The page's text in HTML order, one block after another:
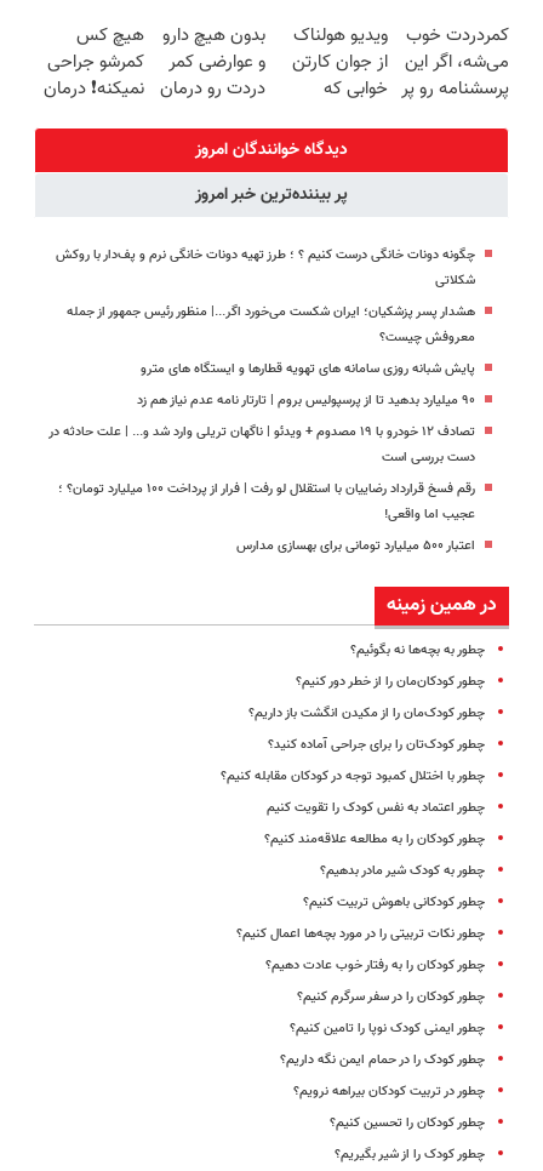
خرید40%تخفیف
کنی؟
(◂پرسش‌نامه
رو پر کن)
کننده خانگی
کمردردت خوب
می‌شه، اگر این
پرسشنامه رو پر
ویدیو هولناک
از جوان کارتن
خوابی که
آموزش رایگان
بدون هیچ دارو
و عوارضی کمر
دردت رو درمان
(پرسش‌نامه)
هیچ کس
کمرشو جراحی
نمیکنه❗ درمان
(پرسشنامه)
دیدگاه خوانندگان امروز
پر بیننده‌ترین خبر امروز
چگونه دونات خانگی درست کنیم ؟ ؛ طرز تهیه دونات خانگی نرم و پف‌دار با روکش
شکلاتی
هشدار پسر پزشکیان؛ ایران شکست می‌خورد اگر...| منظور رئیس جمهور از جمله
معروفش چیست؟
پایش شبانه روزی سامانه های تهویه قطارها و ایستگاه های مترو
۹۰ میلیارد بدهید تا از پرسپولیس بروم | تارتار نامه عدم نیاز هم زد
تصادف ۱۲ خودرو با ۱۹ مصدوم + ویدئو | ناگهان تریلی وارد شد و... | علت حادثه در
دست بررسی است
رقم فسخ قرارداد رضاییان با استقلال لو رفت | فرار از پرداخت ۱۰۰ میلیارد تومان؟ ؛
عجیب اما واقعی!
اعتبار ۵۰۰ میلیارد تومانی برای بهسازی مدارس
در همین زمینه
چطور به بچه‌ها نه بگوئیم؟
چطور کودکان‌مان را از خطر دور کنیم؟
چطور کودک‌مان را از مکیدن انگشت باز داریم؟
چطور کودک‌تان را برای جراحی آماده کنید؟
چطور با اختلال کمبود توجه در کودکان مقابله کنیم؟
چطور اعتماد به نفس کودک را تقویت کنیم
چطور کودکان را به مطالعه علاقه‌مند کنیم؟
چطور به کودک شیر مادر بدهیم؟
چطور کودکانی باهوش تربیت کنیم؟
چطور نکات تربیتی را در مورد بچه‌ها اعمال کنیم؟
چطور کودکان را به رفتار خوب عادت دهیم؟
چطور کودکان را در سفر سرگرم کنیم؟
چطور ایمنی کودک نوپا را تامین کنیم؟
چطور کودک را در حمام ایمن نگه داریم؟
چطور در تربیت کودکان بیراهه نرویم؟
چطور کودکان را تحسین کنیم؟
چطور کودک را از شیر بگیریم؟